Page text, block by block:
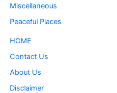
Miscellaneous
Peaceful Places
HOME
Contact Us
About Us
Disclaimer